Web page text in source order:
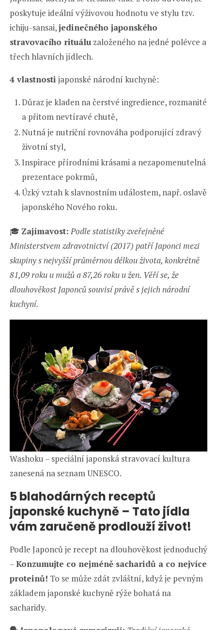
poskytuje ideální výživovou hodnotu ve stylu tzv.
ichiju-sansai,jedinečného japonského
stravovacího rituálu založeného na jedné polévce a
třech hlavních jídlech.
4 vlastnosti japonské národní kuchyně:
Důraz je kladen na čerstvé ingredience, rozmanité
a přitom nevtíravé chutě,
Nutná je nutriční rovnováha podporující zdravý
životní styl,
Inspirace přírodními krásami a nezapomenutelná
prezentace pokrmů,
Úzký vztah k slavnostním událostem, např. oslavě
japonského Nového roku.
🎓 Zajímavost: Podle statistiky zveřejněné
Ministerstvem zdravotnictví (2017) patří Japonci mezi
skupiny s nejvyšší průměrnou délkou života, konkrétně
81,09 roku u mužů a 87,26 roku u žen. Věří se, že
dlouhověkost Japonců souvisí právě s jejich národní
kuchyní.
Washoku – speciální japonská stravovací kultura
zanesená na seznam UNESCO.
5 blahodárných receptů
japonské kuchyně – Tato jídla
vám zaručeně prodlouží život!
Podle Japonců je recept na dlouhověkost jednoduchý
–Konzumujte co nejméně sacharidů a co nejvíce
proteinů! To se může zdát zvláštní, když je pevným
základem japonské kuchyně rýže bohatá na
sacharidy.